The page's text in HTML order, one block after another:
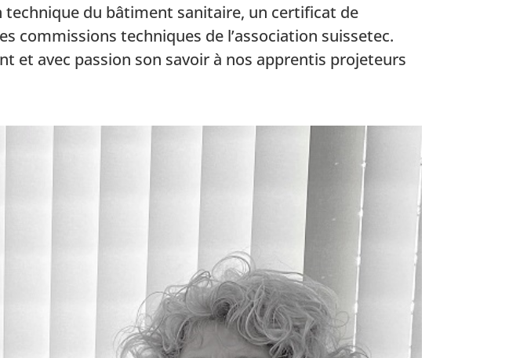
du bâtiment sanitaire, un certificat de
commissions techniques de l’association suissetec.
et avec passion son savoir à nos apprentis projeteurs